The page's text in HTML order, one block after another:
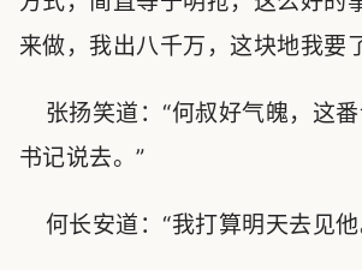
来做，我出八千万，这块地我要
张扬笑道：“何叔好气魄，这
书记说去。”
何长安道：“我打算明天去见他